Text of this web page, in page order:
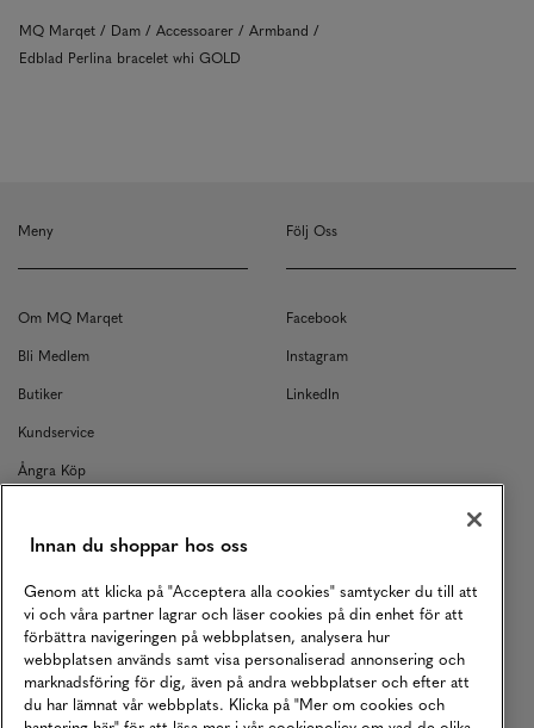
MQ Marqet Dam Accessoarer
Armband
Edblad Perlina bracelet whi GOLD
Meny
Om MQ Marqet
Bli Medlem
Butiker
Kundservice
Ångra Köp
Returer
Köpvillkor
Karriär
Vårt Ansvar
Våra Tjänster
Följ Oss
Facebook
Instagram
LinkedIn
Innan du shoppar hos oss
Genom att klicka på "Acceptera alla cookies" samtycker du till att
vi och våra partner lagrar och läser cookies på din enhet för att
förbättra navigeringen på webbplatsen, analysera hur
webbplatsen används samt visa personaliserad annonsering och
marknadsföring för dig, även på andra webbplatser och efter att
du har lämnat vår webbplats. Klicka på "Mer om cookies och